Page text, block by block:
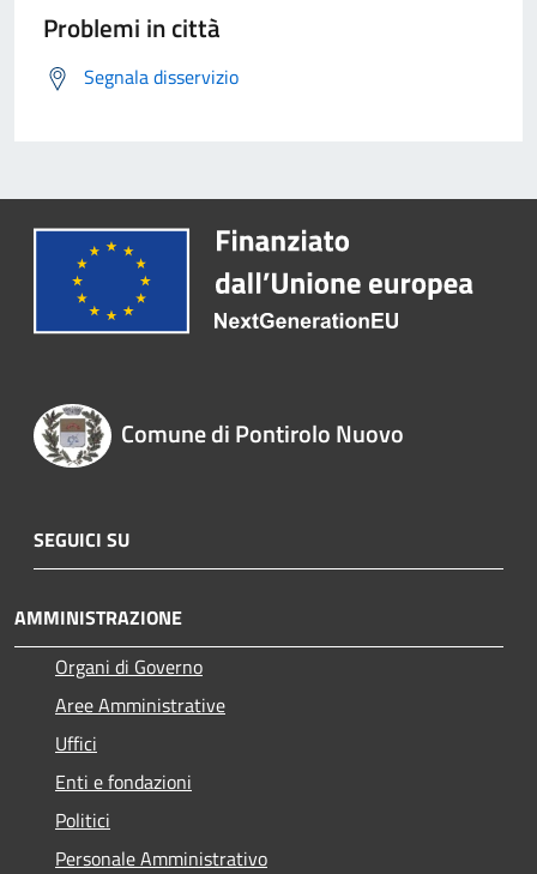
Problemi in città
Segnala disservizio
Comune di Pontirolo Nuovo
SEGUICI SU
AMMINISTRAZIONE
Organi di Governo
Aree Amministrative
Uffici
Enti e fondazioni
Politici
Personale Amministrativo